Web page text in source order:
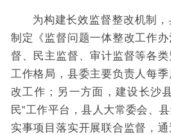
为构建长效监督整改机制
制定《监督问题一体整改工作
督、民主监督、审计监督等各
工作格局，县委主要负责人每
改工作；另一方面，建设长沙
民”工作平台，县人大常委会、
实事项目落实开展联合监督，